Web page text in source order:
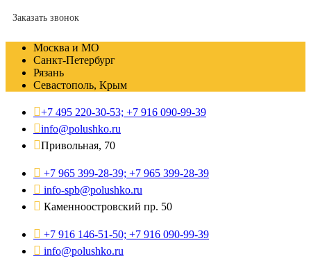
Заказать звонок
Москва и МО
Санкт-Петербург
Рязань
Севастополь, Крым
+7 495 220-30-53; +7 916 090-99-39
info@polushko.ru
Привольная, 70
+7 965 399-28-39; +7 965 399-28-39
info-spb@polushko.ru
Каменноостровский пр. 50
+7 916 146-51-50; +7 916 090-99-39
info@polushko.ru